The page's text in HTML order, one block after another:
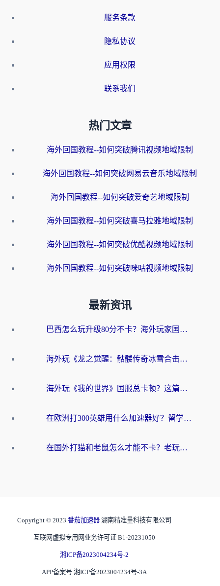
服务条款
隐私协议
应用权限
联系我们
热门文章
海外回国教程--如何突破腾讯视频地域限制
海外回国教程--如何突破网易云音乐地域限制
海外回国教程--如何突破爱奇艺地域限制
海外回国教程--如何突破喜马拉雅地域限制
海外回国教程--如何突破优酷视频地域限制
海外回国教程--如何突破咪咕视频地域限制
最新资讯
巴西怎么玩升级80分不卡？海外玩家国服游戏加速器终极指南（附避坑技巧）
海外玩《龙之觉醒：骷髅传奇冰雪合击》延迟高？这篇指南帮你解决卡顿烦恼！
海外玩《我的世界》国服总卡顿？这篇我的世界游戏加速器指南帮你解决所有问题
在欧洲打300英雄用什么加速器好？留学生亲测有效的解决方案来了
在国外打猫和老鼠怎么才能不卡？老玩家亲测的终极加速指南
Copyright © 2023 番茄加速器 湖南精准量科技有限公司
互联网虚拟专用网业务许可证 B1-20231050
湘ICP备2023004234号-2
APP备案号 湘ICP备2023004234号-3A